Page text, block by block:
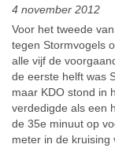
4 november 2012
Voor het tweede
tegen Stormvogels
alle vijf de
de eerste helft was
maar KDO stond in
verdedigde als een
de 35e minuut op
meter in de kruising